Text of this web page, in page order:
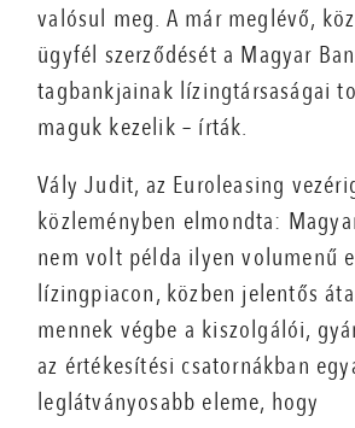
valósul meg. A már meglévő,
ügyfél szerződését a Magyar
tagbankjainak lízingtársaságai
maguk kezelik – írták.
Vály Judit, az Euroleasing
közleményben elmondta:
nem volt példa ilyen volumenű
lízingpiacon, közben jelentős
mennek végbe a kiszolgálói,
az értékesítési csatornákban
leglátványosabb eleme, hogy